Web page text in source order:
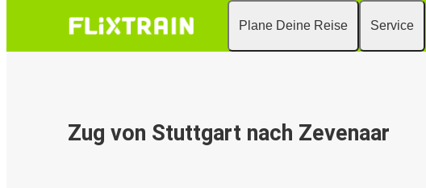
Plane Deine Reise Service
Zug von Stuttgart nach Zevenaar